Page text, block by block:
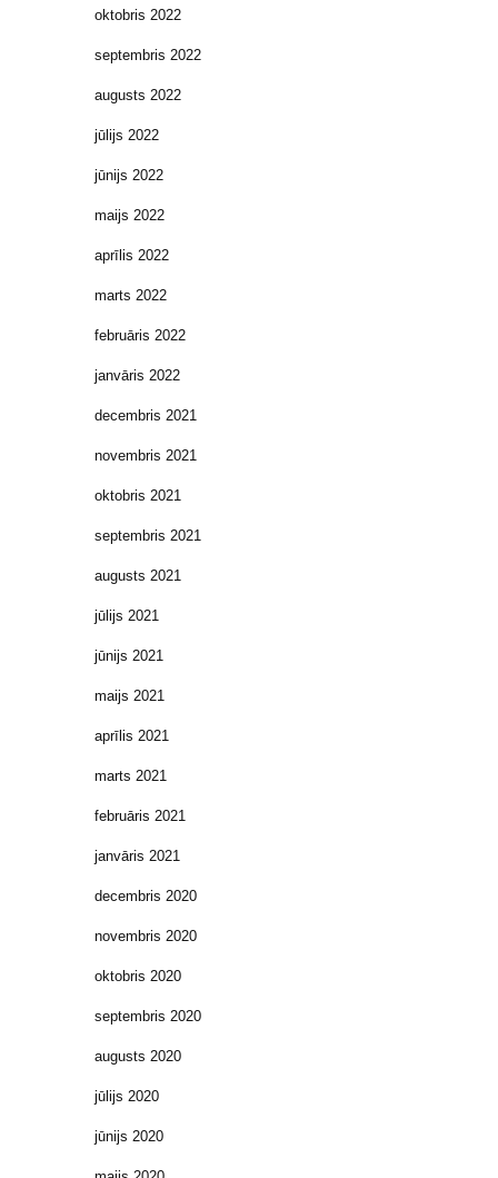
oktobris 2022
septembris 2022
augusts 2022
jūlijs 2022
jūnijs 2022
maijs 2022
aprīlis 2022
marts 2022
februāris 2022
janvāris 2022
decembris 2021
novembris 2021
oktobris 2021
septembris 2021
augusts 2021
jūlijs 2021
jūnijs 2021
maijs 2021
aprīlis 2021
marts 2021
februāris 2021
janvāris 2021
decembris 2020
novembris 2020
oktobris 2020
septembris 2020
augusts 2020
jūlijs 2020
jūnijs 2020